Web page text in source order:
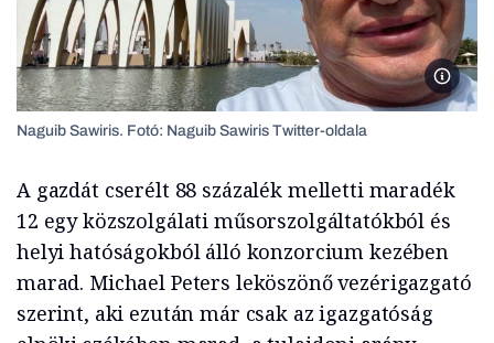
Naguib Sawiris. Fotó: Naguib Sawiris Twitter-oldala
A gazdát cserélt 88 százalék melletti maradék
12 egy közszolgálati műsorszolgáltatókból és
helyi hatóságokból álló konzorcium kezében
marad. Michael Peters leköszönő vezérigazgató
szerint, aki ezután már csak az igazgatóság